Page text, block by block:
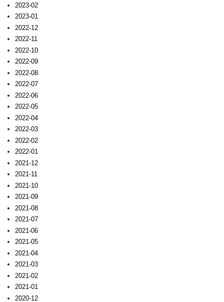
2023-02
2023-01
2022-12
2022-11
2022-10
2022-09
2022-08
2022-07
2022-06
2022-05
2022-04
2022-03
2022-02
2022-01
2021-12
2021-11
2021-10
2021-09
2021-08
2021-07
2021-06
2021-05
2021-04
2021-03
2021-02
2021-01
2020-12